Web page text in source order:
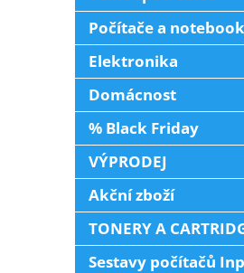
Počítače a
Elektronika
Domácnost
% Black Friday
VÝPRODEJ
Akční zboží
TONERY A
Sestavy počítačů